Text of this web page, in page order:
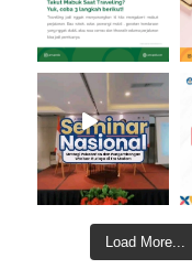
Load More...